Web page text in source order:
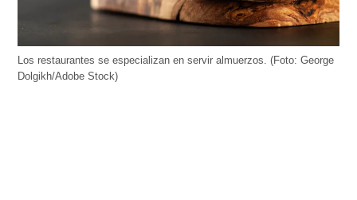
Los restaurantes se especializan en servir almuerzos. (Foto: George
Dolgikh/Adobe Stock)